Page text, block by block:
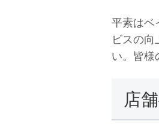
平素はベ
ビスの
い。皆様
店